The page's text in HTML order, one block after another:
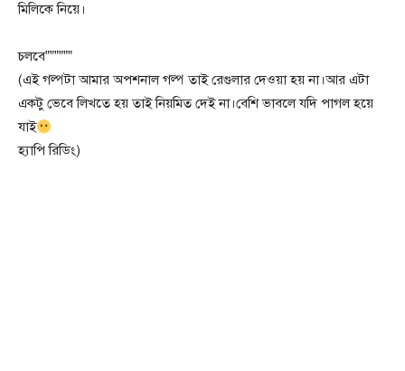
মিলিকে নিয়ে।
চলবে””””””
(এই গল্পটা আমার অপশনাল গল্প তাই রেগুলার দেওয়া হয় না।আর এটা
একটু ভেবে লিখতে হয় তাই নিয়মিত দেই না।বেশি ভাবলে যদি পাগল হয়ে
যাই
হ্যাপি রিডিং)